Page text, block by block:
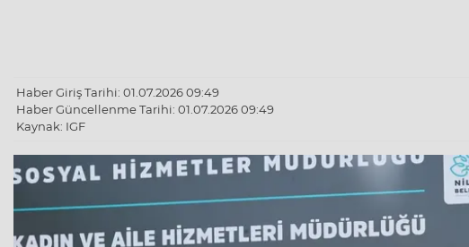
Haber Giriş Tarihi: 01.07.2026 09:49
Haber Güncellenme Tarihi: 01.07.2026 09:49
Kaynak: IGF